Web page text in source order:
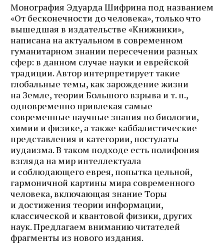
Монография Эдуарда Шифрина под названием
«От бесконечности до человека», только что
вышедшая в издательстве «Книжники»,
написана на актуальном в современном
гуманитарном знании пересечении разных
сфер: в данном случае науки и еврейской
традиции. Автор интерпретирует такие
глобальные темы, как зарождение жизни
на Земле, теории Большого взрыва и т. п.,
одновременно привлекая самые
современные научные знания по биологии,
химии и физике, а также каббалистические
представления и категории, постулаты
иудаизма. В таком подходе есть полифония
взгляда на мир интеллектуала
и соблюдающего еврея, попытка цельной,
гармоничной картины мира современного
человека, включающая знание Торы
и достижения теории информации,
классической и квантовой физики, других
наук. Предлагаем вниманию читателей
фрагменты из нового издания.